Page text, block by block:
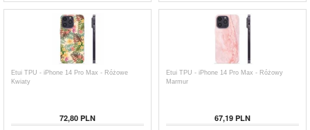
Etui TPU - iPhone 14 Pro Max - Różowe
Kwiaty
72,80 PLN
Etui TPU - iPhone 14 Pro Max - Różowy
Marmur
67,19 PLN